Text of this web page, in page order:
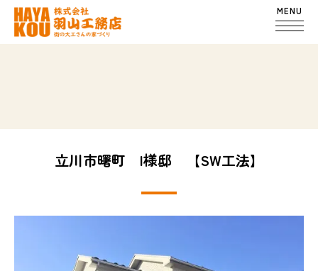
MENU
立川市曙町 I様邸 【SW工法】